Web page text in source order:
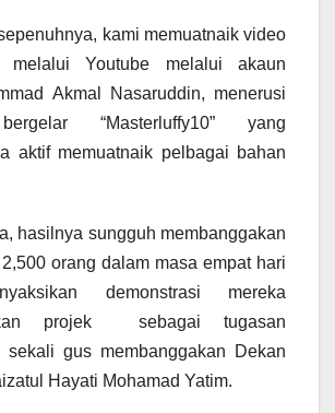
kami memuatnaik video
melalui Youtube melalui akaun
Akmal Nasaruddin, menerusi
“Masterluffy10” yang
aktif memuatnaik pelbagai bahan
hasilnya sungguh membanggakan
orang dalam masa empat hari
demonstrasi mereka
projek sebagai tugasan
sekali gus membanggakan Dekan
Hayati Mohamad Yatim.